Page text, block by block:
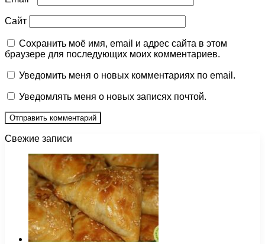
Сайт
Сохранить моё имя, email и адрес сайта в этом
браузере для последующих моих комментариев.
Уведомить меня о новых комментариях по email.
Уведомлять меня о новых записях почтой.
Свежие записи